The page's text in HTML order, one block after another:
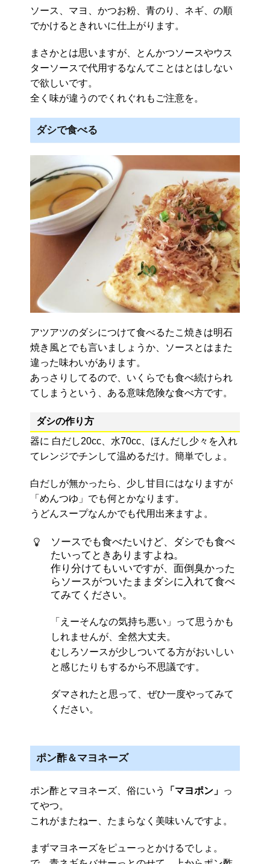
ソース、マヨ、かつお粉、青のり、ネギ、の順
でかけるときれいに仕上がります。
まさかとは思いますが、とんかつソースやウス
ターソースで代用するなんてことはとはしない
で欲しいです。
全く味が違うのでくれぐれもご注意を。
ダシで食べる
アツアツのダシにつけて食べるたこ焼きは明石
焼き風とでも言いましょうか、ソースとはまた
違った味わいがあります。
あっさりしてるので、いくらでも食べ続けられ
てしまうという、ある意味危険な食べ方です。
ダシの作り方
器に 白だし20cc、水70cc、ほんだし少々を入れ
てレンジでチンして温めるだけ。簡単でしょ。
白だしが無かったら、少し甘目にはなりますが
「めんつゆ」でも何とかなります。
うどんスープなんかでも代用出来ますよ。
ソースでも食べたいけど、ダシでも食べ
たいってときありますよね。
作り分けてもいいですが、面倒臭かった
らソースがついたままダシに入れて食べ
てみてください。
「えーそんなの気持ち悪い」って思うかも
しれませんが、全然大丈夫。
むしろソースが少しついてる方がおいしい
と感じたりもするから不思議です。
ダマされたと思って、ぜひ一度やってみて
ください。
ポン酢＆マヨネーズ
ポン酢とマヨネーズ、俗にいう 「マヨポン」 っ
てやつ。
これがまたねー、たまらなく美味いんですよ。
まずマヨネーズをピューっとかけるでしょ。